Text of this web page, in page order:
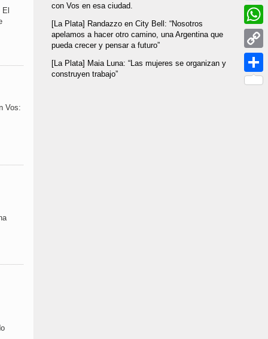
Vos:
con Vos en esa ciudad.
[La Plata] Randazzo en City Bell: “Nosotros
apelamos a hacer otro camino, una Argentina que
pueda crecer y pensar a futuro”
[La Plata] Maia Luna: “Las mujeres se organizan y
construyen trabajo”
Twitter
Copy
Link